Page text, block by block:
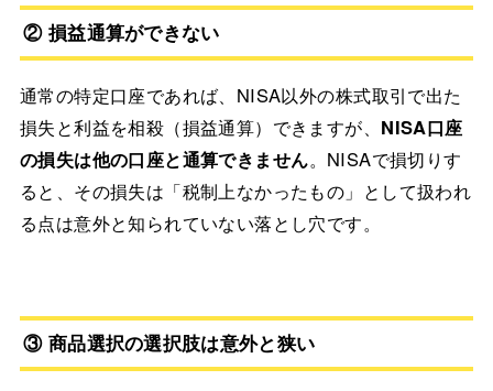
② 損益通算ができない
通常の特定口座であれば、NISA以外の株式取引で出た
損失と利益を相殺（損益通算）できますが、 NISA口座
の損失は他の口座と通算できません。NISAで損切りす
ると、その損失は「税制上なかったもの」として扱われ
る点は意外と知られていない落とし穴です。
③ 商品選択の選択肢は意外と狭い